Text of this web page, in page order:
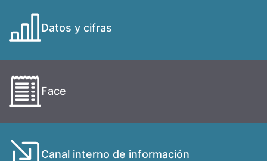
Datos y cifras
Face
Canal interno de información